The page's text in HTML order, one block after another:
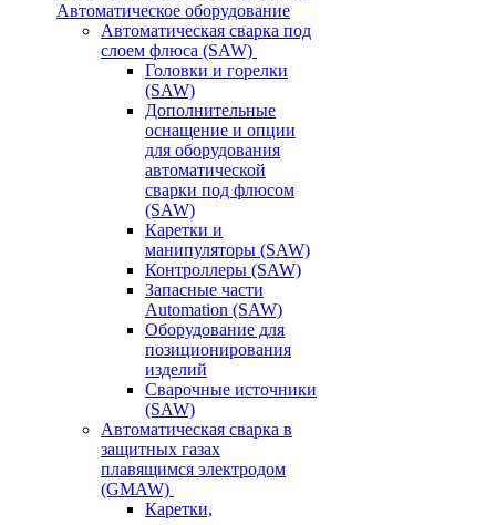
Автоматическое оборудование
Автоматическая сварка под
слоем флюса (SAW)
Головки и горелки
(SAW)
Дополнительные
оснащение и опции
для оборудования
автоматической
сварки под флюсом
(SAW)
Каретки и
манипуляторы (SAW)
Контроллеры (SAW)
Запасные части
Automation (SAW)
Оборудование для
позиционирования
изделий
Сварочные источники
(SAW)
Автоматическая сварка в
защитных газах
плавящимся электродом
(GMAW)
Каретки,